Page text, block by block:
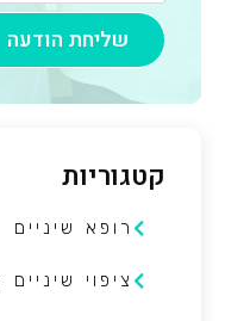
שליחת הודעה
קטגוריות
רופא שיניים
ציפוי שיניים